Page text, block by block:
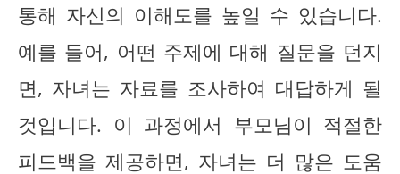
통해 자신의 이해도를 높일 수 있습니다.
예를 들어, 어떤 주제에 대해 질문을 던지
면, 자녀는 자료를 조사하여 대답하게 될
것입니다. 이 과정에서 부모님이 적절한
피드백을 제공하면, 자녀는 더 많은 도움